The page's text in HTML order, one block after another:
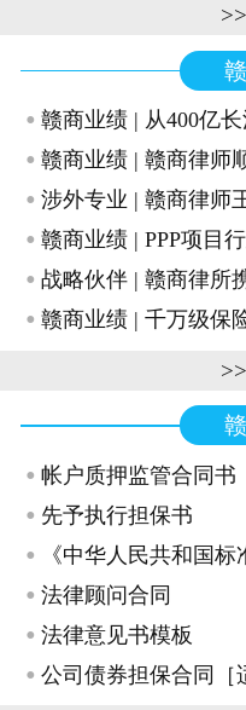
· 赣商业绩 | 从400亿
· 赣商业绩 | 赣商律师
· 涉外专业 | 赣商律师
· 赣商业绩 | PPP项目
· 战略伙伴 | 赣商律所
· 赣商业绩 | 千万级保
· 帐户质押监管合同书
· 先予执行担保书
· 《中华人民共和国
· 法律顾问合同
· 法律意见书模板
· 公司债券担保合同［